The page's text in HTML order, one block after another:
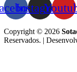
Instagram
Copyright © 2026
Reservados. |